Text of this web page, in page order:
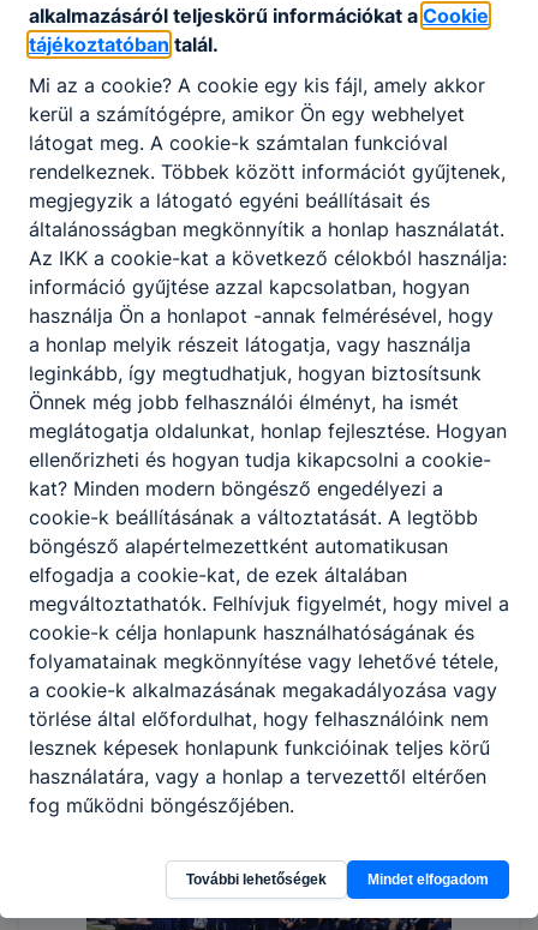
alkalmazásáról teljeskörű információkat a Cookie
tájékoztatóban talál.
Mi az a cookie? A cookie egy kis fájl, amely akkor
kerül a számítógépre, amikor Ön egy webhelyet
látogat meg. A cookie-k számtalan funkcióval
rendelkeznek. Többek között információt gyűjtenek,
megjegyzik a látogató egyéni beállításait és
általánosságban megkönnyítik a honlap használatát.
Az IKK a cookie-kat a következő célokból használja:
információ gyűjtése azzal kapcsolatban, hogyan
használja Ön a honlapot -annak felmérésével, hogy
a honlap melyik részeit látogatja, vagy használja
leginkább, így megtudhatjuk, hogyan biztosítsunk
Önnek még jobb felhasználói élményt, ha ismét
meglátogatja oldalunkat, honlap fejlesztése. Hogyan
ellenőrizheti és hogyan tudja kikapcsolni a cookie-
kat? Minden modern böngésző engedélyezi a
cookie-k beállításának a változtatását. A legtöbb
böngésző alapértelmezettként automatikusan
elfogadja a cookie-kat, de ezek általában
megváltoztathatók. Felhívjuk figyelmét, hogy mivel a
cookie-k célja honlapunk használhatóságának és
folyamatainak megkönnyítése vagy lehetővé tétele,
a cookie-k alkalmazásának megakadályozása vagy
törlése által előfordulhat, hogy felhasználóink nem
lesznek képesek honlapunk funkcióinak teljes körű
használatára, vagy a honlap a tervezettől eltérően
fog működni böngészőjében.
További lehetőségek Mindet elfogadom